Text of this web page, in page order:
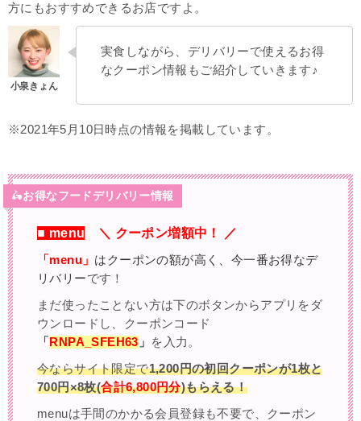
方にもおすすめできるお店ですよ。
実食しながら、デリバリーで使えるお得
なクーポン情報もご紹介していきます♪
※2021年5月10日時点の情報を掲載しています。
🛵お得なフードデリバリー情報
■ menu ＼ クーポン増額中！ ／
「menu」 はクーポンの額が高く、今一番お得なデ
リバリーです！
まだ使ったことない方は下のボタンからアプリをダ
ウンロードし、クーポンコード
「 RNPA_SFEH63 」 を入力。
今ならサイト限定で1,200円の初回クーポンが1枚と
700円×8枚(合計6,800円分)もらえる！
menuは手間のかかる会員登録も不要で、クーポン